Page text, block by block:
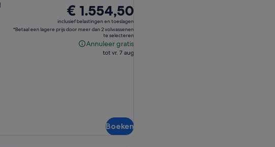
De
prijs
is
€ 1.554,50
€ 1.554,50
inclusief belastingen en toeslagen
*Betaal een lagere prijs door meer dan 2 volwassenen
te selecteren
Annuleer gratis
Annuleer
tot vr. 7 aug
Boeken